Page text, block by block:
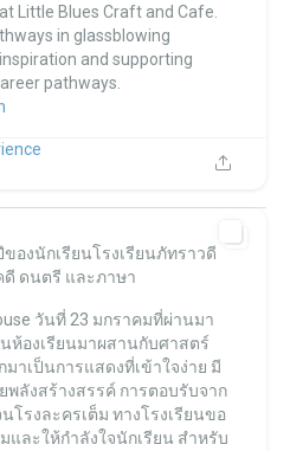
at Little Blues Craft and Cafe.
in glassblowing
and supporting
pathways.
องนักเรียนโรงเรียนภัทราวดี
ดนตรี และภาษา
วันที่ 23 มกราคมที่ผ่านมา
ห้องเรียนมาผสานกับศาสตร์
มาเป็นการแสดงที่เข้าใจง่าย มี
พลังสร้างสรรค์ การตอบรับจาก
โรงละครเต็ม ทางโรงเรียนขอ
ละให้กำลังใจนักเรียน สำหรับ